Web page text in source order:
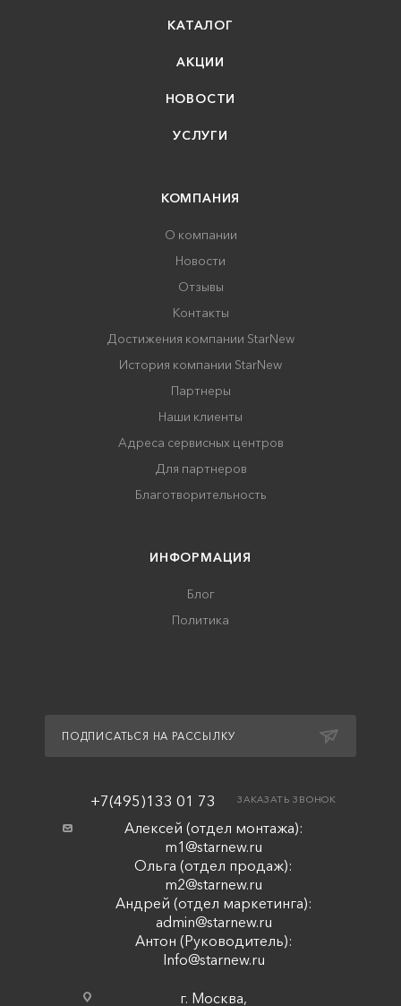
КАТАЛОГ
АКЦИИ
НОВОСТИ
УСЛУГИ
КОМПАНИЯ
О компании
Новости
Отзывы
Контакты
Достижения компании StarNew
История компании StarNew
Партнеры
Наши клиенты
Адреса сервисных центров
Для партнеров
Благотворительность
ИНФОРМАЦИЯ
Блог
Политика
ПОДПИСАТЬСЯ НА РАССЫЛКУ
+7(495)133 01 73 ЗАКАЗАТЬ ЗВОНОК
Алексей (отдел монтажа):
m1@starnew.ru
Ольга (отдел продаж):
m2@starnew.ru
Андрей (отдел маркетинга):
admin@starnew.ru
Антон (Руководитель):
Info@starnew.ru
г. Москва,